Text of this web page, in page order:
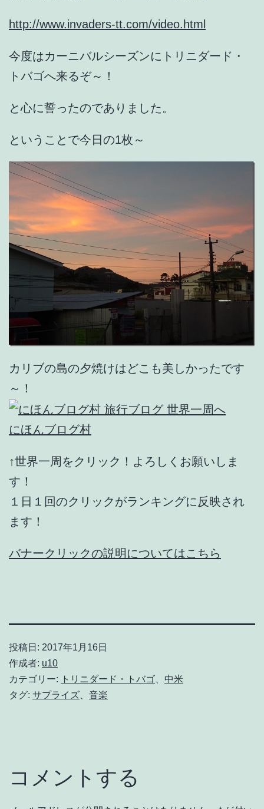
http://www.invaders-tt.com/video.html
今度はカーニバルシーズンにトリニダード・
トバゴへ来るぞ～！
と心に誓ったのでありました。
ということで今日の1枚～
カリブの島の夕焼けはどこも美しかったです
～！
にほんブログ村
↑世界一周をクリック！よろしくお願いしま
す！
１日１回のクリックがランキングに反映され
ます！
バナークリックの説明についてはこちら
投稿日: 2017年1月16日
作成者: u10
カテゴリー:
トリニダード・トバゴ
中米
タグ: サプライズ 音楽
コメントする